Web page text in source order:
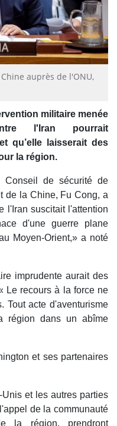
auprès de l'ONU,
militaire menée
l'Iran pourrait
qu’elle laisserait des
la région.
Conseil de sécurité de
de la Chine, Fu Cong, a
l'Iran suscitait l'attention
d'une guerre plane
Moyen-Orient,» a noté
imprudente aurait des
Le recours à la force ne
Tout acte d'aventurisme
région dans un abîme
et ses partenaires
et les autres parties
de la communauté
la région, prendront